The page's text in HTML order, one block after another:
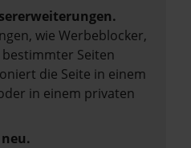
wie Werbeblocker,
Seiten
die Seite in einem
in einem privaten